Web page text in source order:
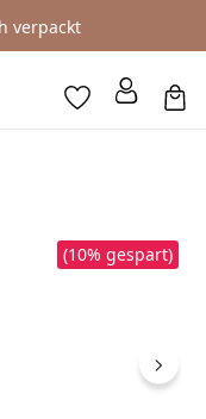
verpackt
(10% gespart)